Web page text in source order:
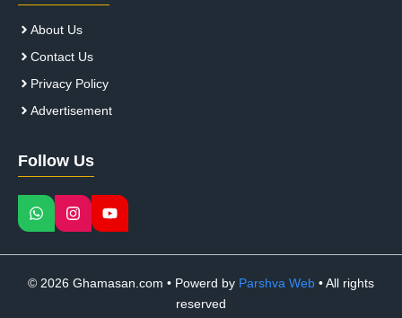
About Us
Contact Us
Privacy Policy
Advertisement
Follow Us
© 2026 Ghamasan.com • Powerd by Parshva Web • All rights
reserved